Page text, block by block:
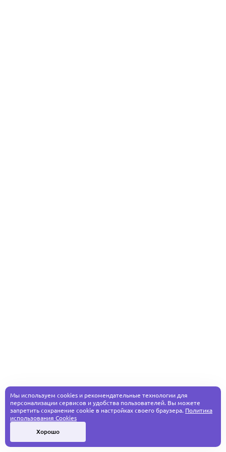
Мы используем cookies и рекомендательные технологии для
персонализации сервисов и удобства пользователей. Вы можете
запретить сохранение cookie в настройках своего браузера. Политика
использования Cookies
Хорошо